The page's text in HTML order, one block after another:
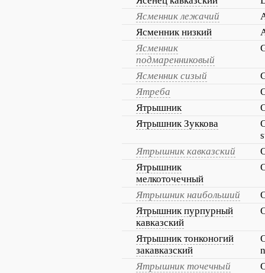
Ясменник лежачий
Ясменник низкий
Ясменник
подмаренниковый
Ясменник сизый
Ятреба
Ятрышник
Ятрышник Зуккова
Ятрышник кавказский
Ятрышник
мелкоточечный
Ятрышник наибольший
Ятрышник пурпурный
кавказский
Ятрышник тонконогий
закавказский
Ятрышник точечный